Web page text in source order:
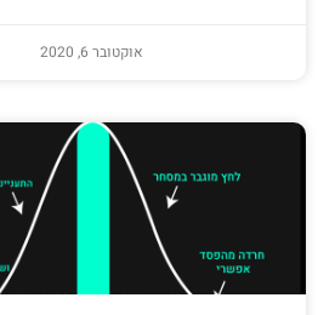
אוקטובר 6, 2020